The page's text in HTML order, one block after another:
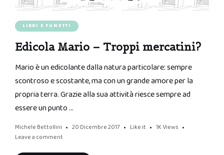
LIBRI E FUMETTI
Edicola Mario – Troppi mercatini?
Mario è un edicolante dalla natura particolare: sempre
scontroso e scostante, ma con un grande amore per la
propria terra. Grazie alla sua attività riesce sempre ad
essere un punto …
Michele Bettollini 20 Dicembre 2017 Like it 1K Views
Leave a comment